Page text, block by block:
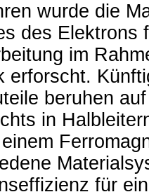
wurde die
des Elektrons
im
erforscht.
beruhen
in
für